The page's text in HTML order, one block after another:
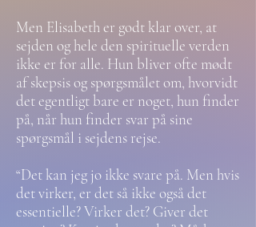
Men Elisabeth er godt klar over, at
sejden og hele den spirituelle verden
ikke er for alle. Hun bliver ofte mødt
af skepsis og spørgsmålet om, hvorvidt
det egentligt bare er noget, hun finder
på, når hun finder svar på sine
spørgsmål i sejdens rejse.
“Det kan jeg jo ikke svare på. Men hvis
det virker, er det så ikke også det
essentielle? Virker det? Giver det